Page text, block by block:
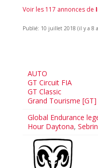
Voir les 117 annonces de
Publié: 10 juillet 2018 (il y a 8
AUTO
GT Circuit FIA
GT Classic
Grand Tourisme [GT]
Global Endurance
Hour Daytona,